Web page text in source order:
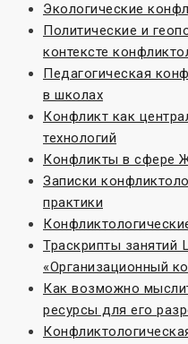
Экологические
Политические и
контексте
Педагогическая
в школах
Конфликт как
технологий
Конфликты в сфере
Записки
практики
Траскрипты занятий
«Организационный
Как возможно
ресурсы для его